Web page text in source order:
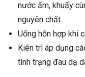
nước ấm, khuấy
nguyên chất.
Uống hỗn hợp khi
Kiên trì áp dụng
tình trạng đau dạ